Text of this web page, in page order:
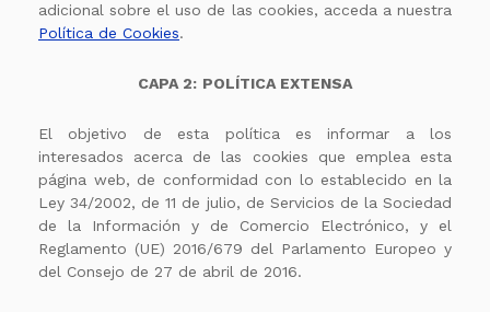
adicional sobre el uso de las cookies, acceda a nuestra
Política de Cookies.
CAPA 2: POLÍTICA EXTENSA
El objetivo de esta política es informar a los
interesados acerca de las cookies que emplea esta
página web, de conformidad con lo establecido en la
Ley 34/2002, de 11 de julio, de Servicios de la Sociedad
de la Información y de Comercio Electrónico, y el
Reglamento (UE) 2016/679 del Parlamento Europeo y
del Consejo de 27 de abril de 2016.